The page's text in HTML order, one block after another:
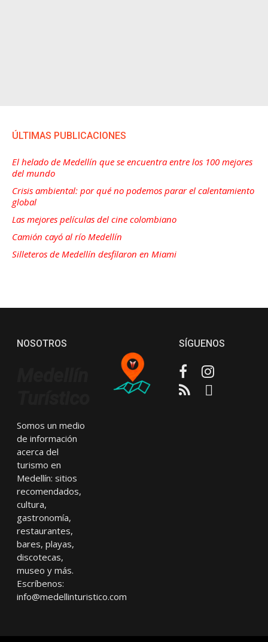
ÚLTIMAS PUBLICACIONES
El helado de Medellín que se encuentra entre los 100 mejores
del mundo
Crisis ambiental: por qué no podemos parar el calentamiento
global
Las mejores películas del cine colombiano
Camión cayó al río Medellín
Silleteros de Medellín desfilaron en Miami
NOSOTROS
Somos un medio
de información
acerca del
turismo en
Medellín: sitios
recomendados,
cultura,
gastronomía,
restaurantes,
bares, playas,
discotecas,
museo y más.
Escríbenos:
info@medellinturistico.com
SÍGUENOS
FacebookInstagram